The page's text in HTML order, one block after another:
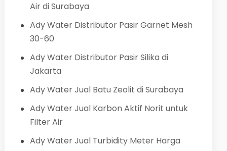
Air di Surabaya
Ady Water Distributor Pasir Garnet Mesh
30-60
Ady Water Distributor Pasir Silika di
Jakarta
Ady Water Jual Batu Zeolit di Surabaya
Ady Water Jual Karbon Aktif Norit untuk
Filter Air
Ady Water Jual Turbidity Meter Harga